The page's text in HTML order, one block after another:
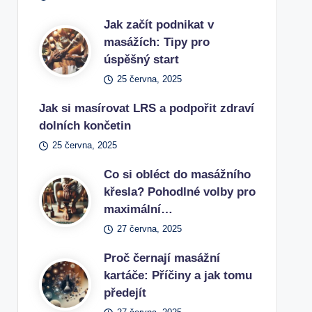
Jak začít podnikat v
masážích: Tipy pro
úspěšný start
25 června, 2025
Jak si masírovat LRS a podpořit zdraví
dolních končetin
25 června, 2025
Co si obléct do masážního
křesla? Pohodlné volby pro
maximální…
27 června, 2025
Proč černají masážní
kartáče: Příčiny a jak tomu
předejít